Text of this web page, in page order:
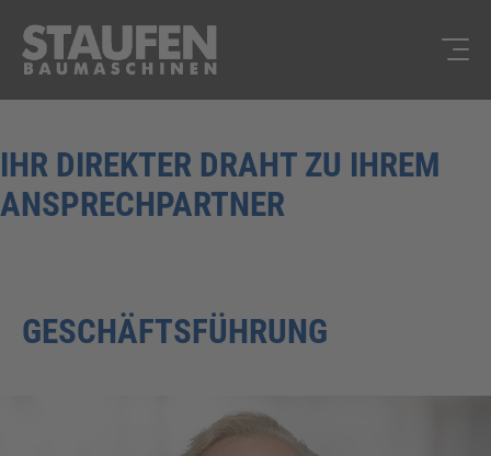
IHR DIREKTER DRAHT ZU IHREM
ANSPRECHPARTNER
GESCHÄFTSFÜHRUNG